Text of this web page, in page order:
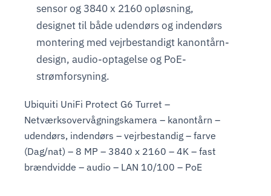
sensor og 3840 x 2160 opløsning,
designet til både udendørs og indendørs
montering med vejrbestandigt kanontårn-
design, audio-optagelse og PoE-
strømforsyning.
Ubiquiti UniFi Protect G6 Turret –
Netværksovervågningskamera – kanontårn –
udendørs, indendørs – vejrbestandig – farve
(Dag/nat) – 8 MP – 3840 x 2160 – 4K – fast
brændvidde – audio – LAN 10/100 – PoE